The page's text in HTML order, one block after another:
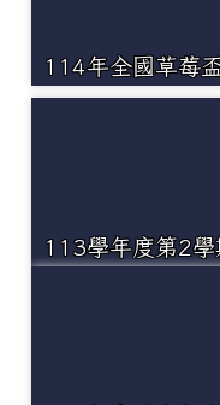
114年全國草莓
113學年度第2